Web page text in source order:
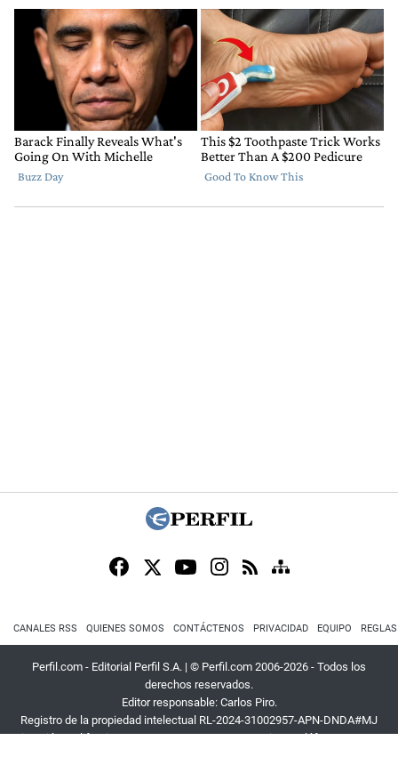
CANALES RSS QUIENES SOMOS CONTÁCTENOS PRIVACIDAD EQUIPO
Perfil.com - Editorial Perfil S.A. | © Perfil.com 2006-2026 - Todos los
derechos reservados.
Editor responsable: Carlos Piro.
Registro de la propiedad intelectual RL-2024-31002957-APN-DNDA#MJ
Dirección:California 2715,C1289ABI,CABA, Argentina| Teléfono:+54 9 11